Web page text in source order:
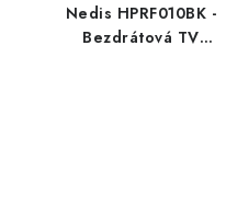
Nedis HPRF010BK -
Bezdrátová TV